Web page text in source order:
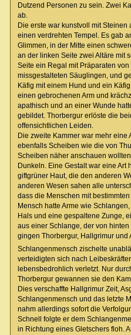
Dutzend Personen zu sein. Zwei
ab.
Die erste war kunstvoll mit
einen verdrehten Tempel. Es gab
Glimmen, in der Mitte einen
an der linken Seite zwei Altäre mit
Seite ein Regal mit Präparaten
missgestalteten Säuglingen, und
Käfig mit einem Hund und ein
einen gebrochenen Arm und
apathisch und an einer Wunde
gebildet. Thorbergur erlöste die
offensichtlichen Leiden.
Die zweite Kammer war mehr eine
ebenfalls Scheiben wie die von
Scheiben näher anschauen
Dunkeln. Eine Gestalt war eine Art
giftgrüner Haut, die den anderen
anderen Wesen sahen alle
dass die Menschen mit
Mensch hatte Arme wie
Hals und eine gespaltene Zunge,
aus einer Schlange, der von
gingen Thorbergur, Hallgrimur und
Schlangenmensch zischelte
verteidigten sich nach
lebensbedrohlich verletzt. Nur
Thorbergur gewannen sie den
Dies verschaffte Hallgrimur Zeit,
Schlangenmensch und das letzte
nahm allerdings sofort die
Schnell folgte er dem
in Richtung eines Gletschers floh.